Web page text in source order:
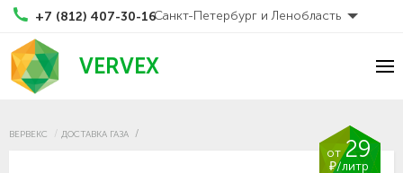
+7 (812) 407-30-16Санкт-Петербург и Ленобласть
VERVEX
ВЕРВЕКС ДОСТАВКА ГАЗА
от29
₽/литр